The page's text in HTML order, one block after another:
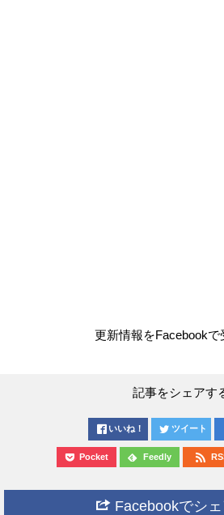
更新情報をFacebookで
記事をシェアす
いいね！ ツイート
Pocket Feedly
Facebookでシ